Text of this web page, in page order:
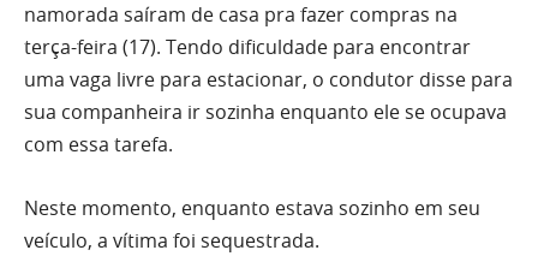
namorada saíram de casa pra fazer compras na
terça-feira (17). Tendo dificuldade para encontrar
uma vaga livre para estacionar, o condutor disse para
sua companheira ir sozinha enquanto ele se ocupava
com essa tarefa.
Neste momento, enquanto estava sozinho em seu
veículo, a vítima foi sequestrada.